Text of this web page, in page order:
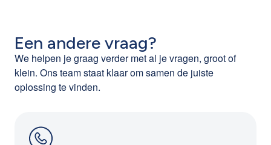
Een andere vraag?
We helpen je graag verder met al je vragen, groot of
klein. Ons team staat klaar om samen de juiste
oplossing te vinden.